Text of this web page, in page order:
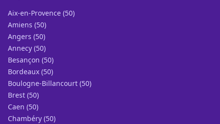
Aix-en-Provence (50)
Amiens (50)
Angers (50)
Annecy (50)
Besançon (50)
Bordeaux (50)
Boulogne-Billancourt (50)
Brest (50)
Caen (50)
Chambéry (50)